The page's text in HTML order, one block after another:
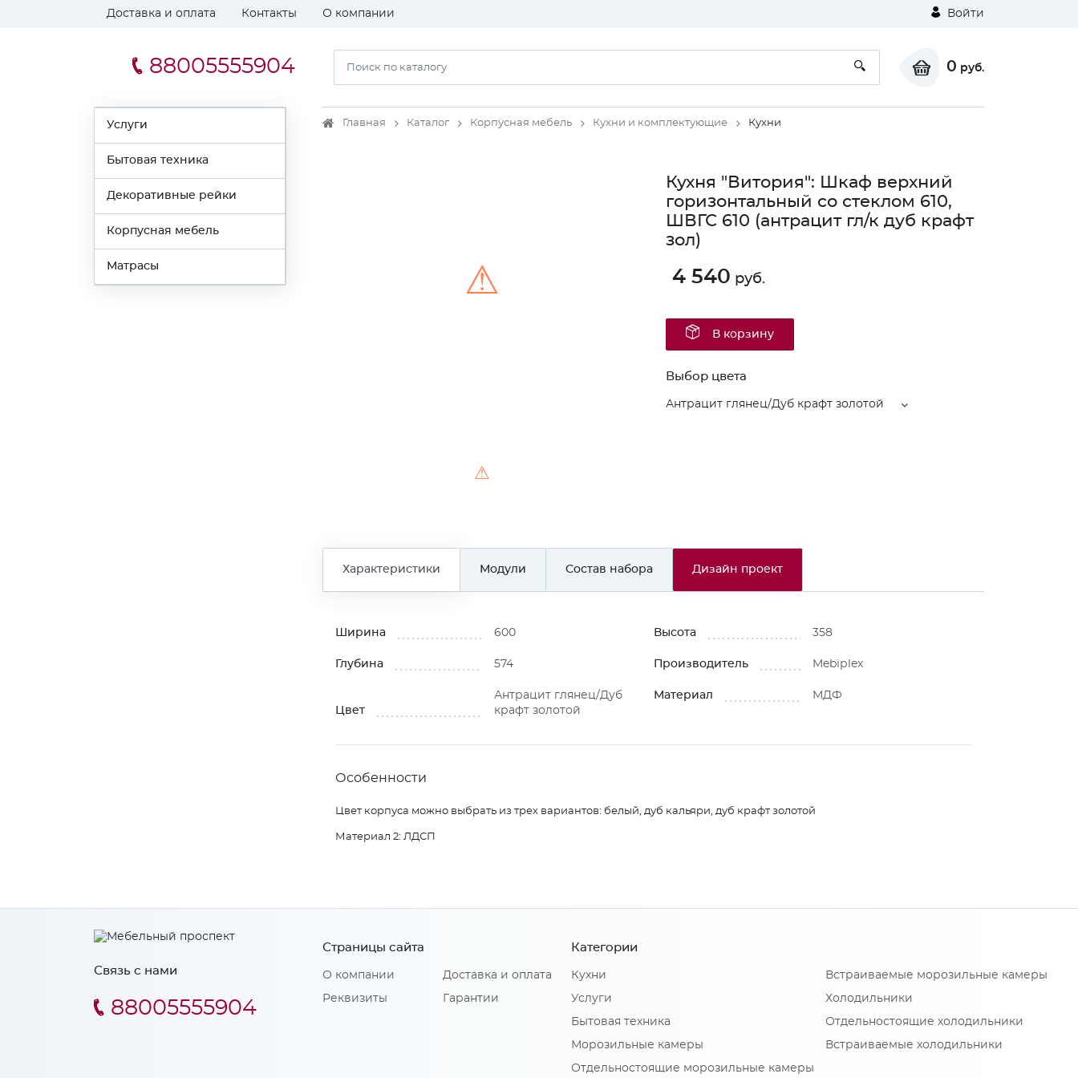
Доставка и оплата Контакты О компании Войти
88005555904 0 руб.
Услуги
Бытовая техника
Декоративные рейки
Корпусная мебель
Матрасы
Главная Каталог Корпусная мебель Кухни и комплектующие Кухни
⚠
⚠
Кухня "Витория": Шкаф верхний
горизонтальный со стеклом 610,
ШВГС 610 (антрацит гл/к дуб крафт
зол)
4 540 руб.
В корзину
Выбор цвета
Антрацит глянец/Дуб крафт золотой
Характеристики Модули Состав набора Дизайн проект
Ширина 600 Высота 358
Глубина 574 Производитель Mebiрlex
Цвет
Антрацит глянец/Дуб
крафт золотой
Материал МДФ
Особенности
Цвет корпуса можно выбрать из трех вариантов: белый, дуб кальяри, дуб крафт золотой
Материал 2: ЛДСП
Связь с нами
88005555904
Страницы сайта
О компании
Реквизиты
Доставка и оплата
Гарантии
Категории
Кухни
Услуги
Бытовая техника
Морозильные камеры
Отдельностоящие морозильные камеры
Встраиваемые морозильные камеры
Холодильники
Отдельностоящие холодильники
Встраиваемые холодильники